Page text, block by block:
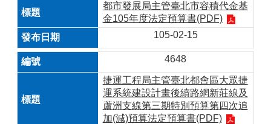
都市發展局主管臺北市容積代金基
金105年度法定預算書(PDF)
105-02-15
4648
捷運工程局主管臺北都會區大眾捷
運系統建設計畫後續路網新莊線及
蘆洲支線第三期特別預算第四次追
加(減)預算法定預算書(PDF)